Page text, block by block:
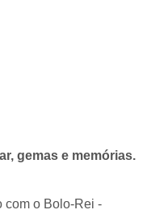
gemas e memórias.
com o Bolo-Rei -